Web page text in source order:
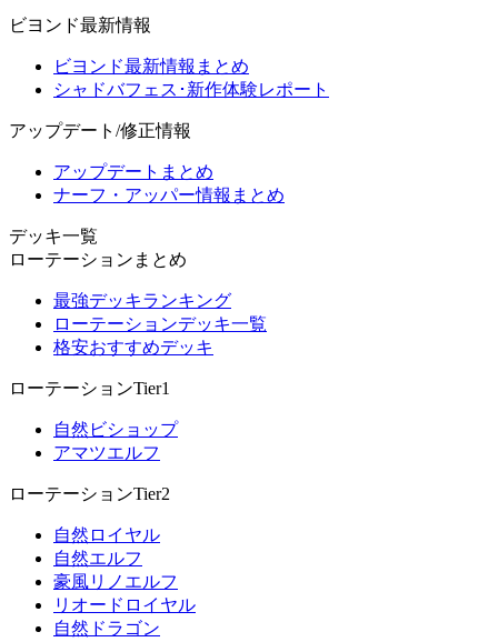
ビヨンド最新情報
ビヨンド最新情報まとめ
シャドバフェス･新作体験レポート
アップデート/修正情報
アップデートまとめ
ナーフ・アッパー情報まとめ
デッキ一覧
ローテーションまとめ
最強デッキランキング
ローテーションデッキ一覧
格安おすすめデッキ
ローテーションTier1
自然ビショップ
アマツエルフ
ローテーションTier2
自然ロイヤル
自然エルフ
豪風リノエルフ
リオードロイヤル
自然ドラゴン